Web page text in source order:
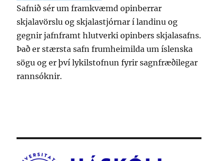
Safnið sér um framkvæmd opinberrar
skjalavörslu og skjalastjórnar í landinu og
gegnir jafnframt hlutverki opinbers skjalasafns.
Það er stærsta safn frumheimilda um íslenska
sögu og er því lykilstofnun fyrir sagnfræðilegar
rannsóknir.